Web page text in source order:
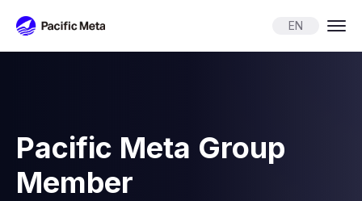
EN
Pacific Meta Group
Member